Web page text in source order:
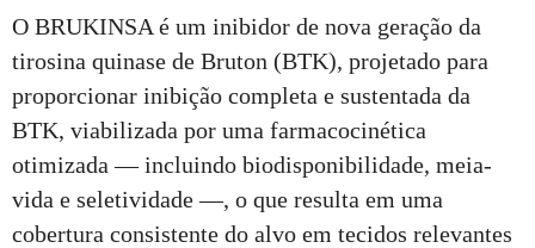
O BRUKINSA é um inibidor de nova geração da
tirosina quinase de Bruton (BTK), projetado para
proporcionar inibição completa e sustentada da
BTK, viabilizada por uma farmacocinética
otimizada — incluindo biodisponibilidade, meia-
vida e seletividade —, o que resulta em uma
cobertura consistente do alvo em tecidos relevantes